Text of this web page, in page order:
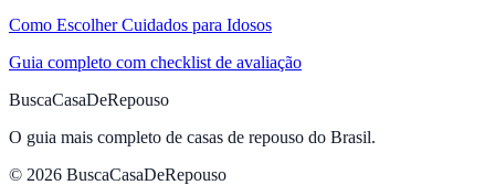
Como Escolher Cuidados para Idosos
Guia completo com checklist de avaliação
BuscaCasaDeRepouso
O guia mais completo de casas de repouso do Brasil.
© 2026 BuscaCasaDeRepouso